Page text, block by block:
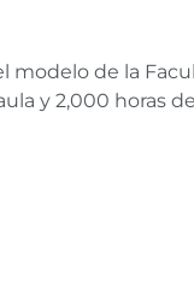
modelo de la
y 2,000 horas